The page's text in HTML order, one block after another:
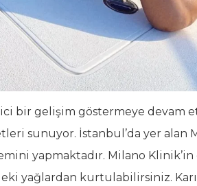
bir gelişim göstermeye devam
sunuyor. İstanbul’da yer alan
yapmaktadır. Milano
yağlardan kurtulabilirsiniz.